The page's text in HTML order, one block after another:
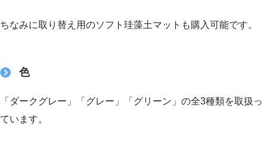
ちなみに取り替え用のソフト珪藻土マットも購入可能です。
色
「ダークグレー」「グレー」「グリーン」の全3種類を取扱っ
ています。